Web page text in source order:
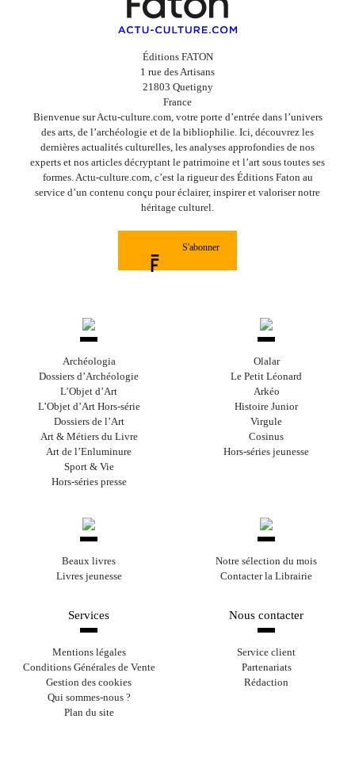
Éditions FATON
1 rue des Artisans
21803 Quetigny
France
Bienvenue sur Actu-culture.com, votre porte d’entrée dans l’univers
des arts, de l’archéologie et de la bibliophilie. Ici, découvrez les
dernières actualités culturelles, les analyses approfondies de nos
experts et nos articles décryptant le patrimoine et l’art sous toutes ses
formes. Actu-culture.com, c’est la rigueur des Éditions Faton au
service d’un contenu conçu pour éclairer, inspirer et valoriser notre
héritage culturel.
S'abonner
Archéologia
Dossiers d’Archéologie
L’Objet d’Art
L’Objet d’Art Hors-série
Dossiers de l’Art
Art & Métiers du Livre
Art de l’Enluminure
Sport & Vie
Hors-séries presse
Olalar
Le Petit Léonard
Arkéo
Histoire Junior
Virgule
Cosinus
Hors-séries jeunesse
Beaux livres
Livres jeunesse
Notre sélection du mois
Contacter la Librairie
Services
Mentions légales
Conditions Générales de Vente
Gestion des cookies
Qui sommes-nous ?
Plan du site
Nous contacter
Service client
Partenariats
Rédaction